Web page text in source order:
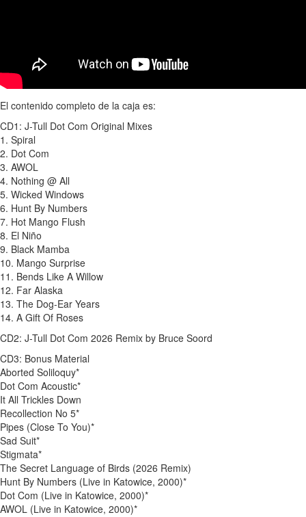
El contenido completo de la caja es:
CD1: J-Tull Dot Com Original Mixes
1. Spiral
2. Dot Com
3. AWOL
4. Nothing @ All
5. Wicked Windows
6. Hunt By Numbers
7. Hot Mango Flush
8. El Niño
9. Black Mamba
10. Mango Surprise
11. Bends Like A Willow
12. Far Alaska
13. The Dog-Ear Years
14. A Gift Of Roses
CD2: J-Tull Dot Com 2026 Remix by Bruce Soord
CD3: Bonus Material
Aborted Soliloquy*
Dot Com Acoustic*
It All Trickles Down
Recollection No 5*
Pipes (Close To You)*
Sad Suit*
Stigmata*
The Secret Language of Birds (2026 Remix)
Hunt By Numbers (Live in Katowice, 2000)*
Dot Com (Live in Katowice, 2000)*
AWOL (Live in Katowice, 2000)*